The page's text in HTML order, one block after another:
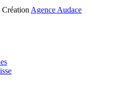
Création Agence Audace